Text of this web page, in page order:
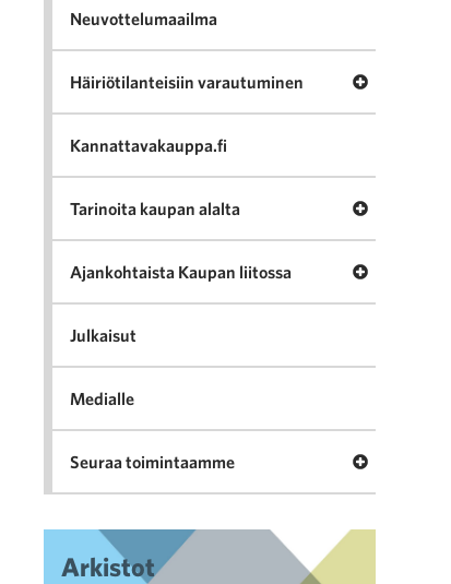
Neuvottelumaailma
Häiriötilanteisiin varautuminen Avaa
Kannattavakauppa.fi
Tarinoita kaupan alalta Avaa
Ajankohtaista Kaupan liitossa Avaa
Julkaisut
Medialle
Seuraa toimintaamme Avaa
Arkistot